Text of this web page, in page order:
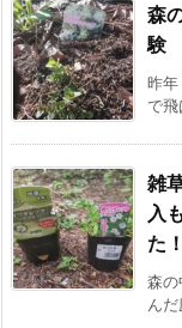
森
験
昨年
で
雑
入
た
森の
ん